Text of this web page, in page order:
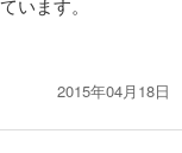
2015年04月18日